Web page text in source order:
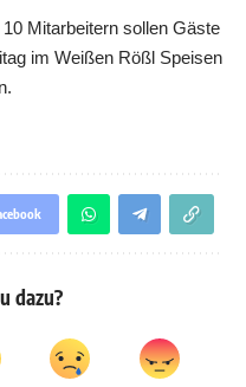
Mitarbeitern sollen Gäste
im Weißen Rößl Speisen
dazu?